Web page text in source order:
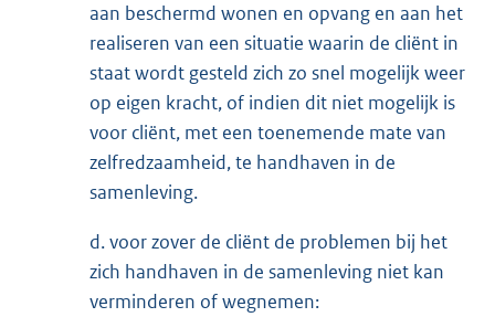
aan beschermd wonen en opvang en aan het
realiseren van een situatie waarin de cliënt in
staat wordt gesteld zich zo snel mogelijk weer
op eigen kracht, of indien dit niet mogelijk is
voor cliënt, met een toenemende mate van
zelfredzaamheid, te handhaven in de
samenleving.
d. voor zover de cliënt de problemen bij het
zich handhaven in de samenleving niet kan
verminderen of wegnemen: